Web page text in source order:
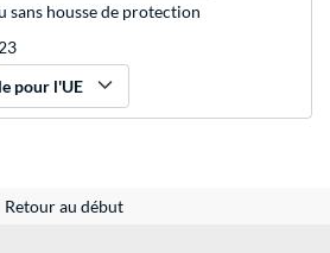
sans housse de protection
pour l'UE
Retour au début